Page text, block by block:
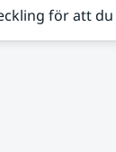
för att du